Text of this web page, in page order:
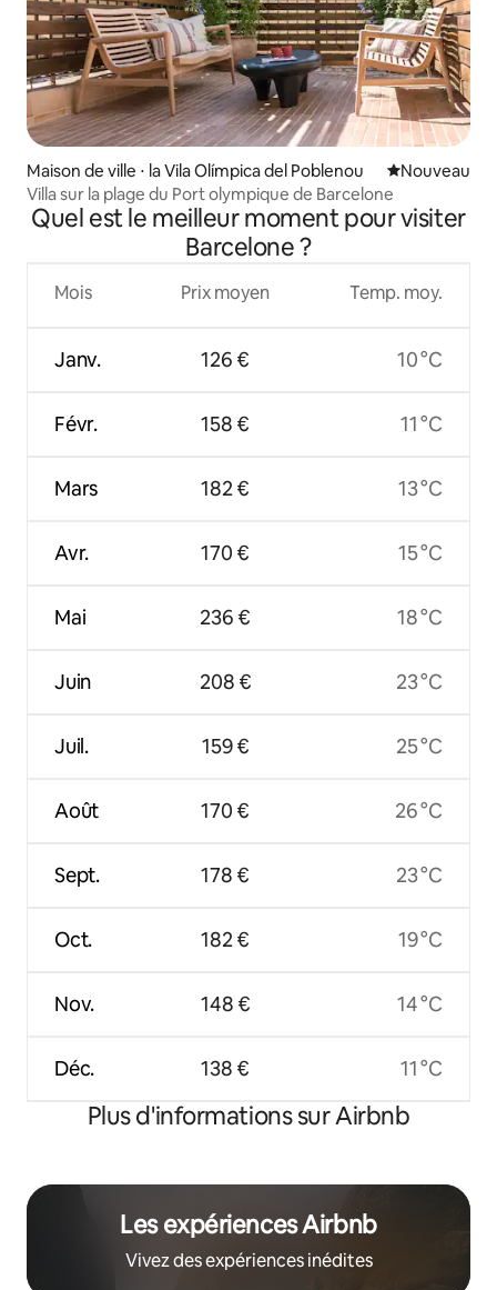
Maison de ville ⋅ la Vila Olímpica del Poblenou Nouvel
Nouveau
Villa sur la plage du Port olympique de Barcelone
Quel est le meilleur moment pour visiter
Barcelone ?
Mois
Janv.
Févr.
Mars
Avr.
Mai
Juin
Juil.
Août
Sept.
Oct.
Nov.
Déc.
Prix moyen
126 €
158 €
182 €
170 €
236 €
208 €
159 €
170 €
178 €
182 €
148 €
138 €
Temp. moy.
10 °C
11 °C
13 °C
15 °C
18 °C
23 °C
25 °C
26 °C
23 °C
19 °C
14 °C
11 °C
Plus d'informations sur Airbnb
Les expériences Airbnb
Vivez des expériences inédites